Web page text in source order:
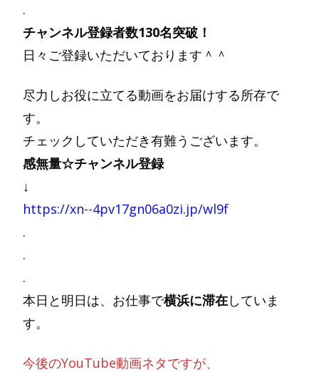
.
チャンネル登録者数130名突破！
日々ご登録いただいております＾＾
尽力しお役に立てる動画をお届けする所存で
す。
チェックしていただき有難うございます。
感無量☆チャンネル登録
↓
https://xn--4pv17gn06a0zi.jp/wl9f
.
.
.
本日と明日は、お仕事で横浜に滞在していま
す。
今後のYouTube動画ネタですが、